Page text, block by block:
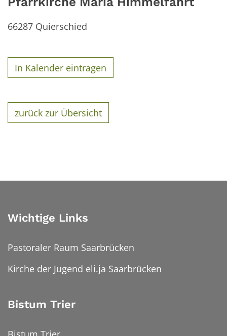
66287 Quierschied
In Kalender eintragen
zurück zur Übersicht
Wichtige Links
Pastoraler Raum Saarbrücken
Kirche der Jugend eli.ja Saarbrücken
Bistum Trier